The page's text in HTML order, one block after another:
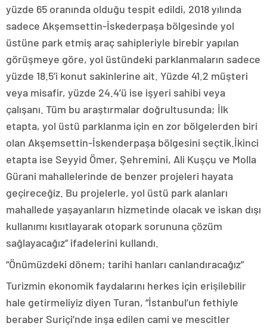
yüzde 65 oranında olduğu tespit edildi, 2018 yılında
sadece Akşemsettin-İskederpaşa bölgesinde yol
üstüne park etmiş araç sahipleriyle birebir yapılan
görüşmeye göre, yol üstündeki parklanmaların sadece
yüzde 18.5’i konut sakinlerine ait. Yüzde 41.2 müşteri
veya misafir, yüzde 24.4’ü ise işyeri sahibi veya
çalışanı. Tüm bu araştırmalar doğrultusunda; İlk
etapta, yol üstü parklanma için en zor bölgelerden biri
olan Akşemsettin-İskenderpaşa bölgesini seçtik.İkinci
etapta ise Seyyid Ömer, Şehremini, Ali Kuşçu ve Molla
Gürani mahallelerinde de benzer projeleri hayata
geçireceğiz. Bu projelerle, yol üstü park alanları
mahallede yaşayanların hizmetinde olacak ve iskan dışı
kullanımı kısıtlayarak otopark sorununa çözüm
sağlayacağız” ifadelerini kullandı.
“Önümüzdeki dönem; tarihi hanları canlandıracağız”
Turizmin ekonomik faydalarını herkes için erişilebilir
hale getirmeliyiz diyen Turan, “İstanbul’un fethiyle
beraber Suriçi’nde inşa edilen cami ve mescitler